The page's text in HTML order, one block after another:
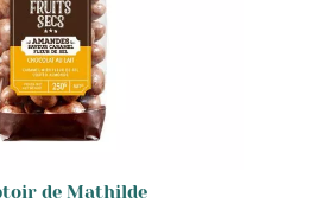
de Mathilde